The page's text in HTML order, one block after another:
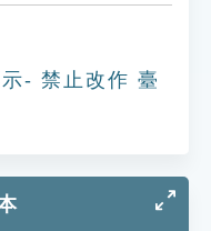
- 禁止改作 臺